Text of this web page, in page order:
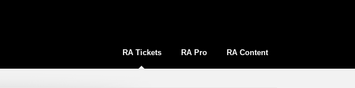
RA Tickets RA Pro RA Content